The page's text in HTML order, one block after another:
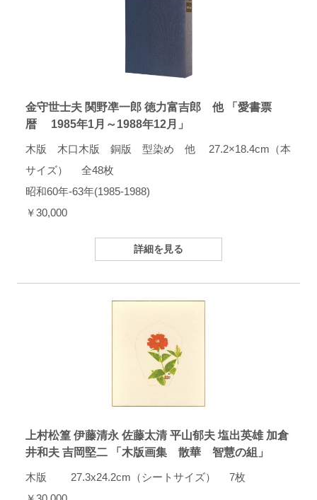
金守世士夫 関野凖一郎 徳力富吉郎 他 「愛書票
暦 1985年1月～1988年12月」
木版 木口木版 銅版 型染め 他 27.2×18.4cm（本
サイズ） 全48枚
昭和60年-63年(1985-1988)
￥30,000
詳細を見る
上村松篁 伊藤清永 佐藤太清 平山郁夫 塩出英雄 加倉
井和夫 吉岡堅二 「木版画集 散華 智慧の組」
木版 27.3x24.2cm（シートサイズ） 7枚